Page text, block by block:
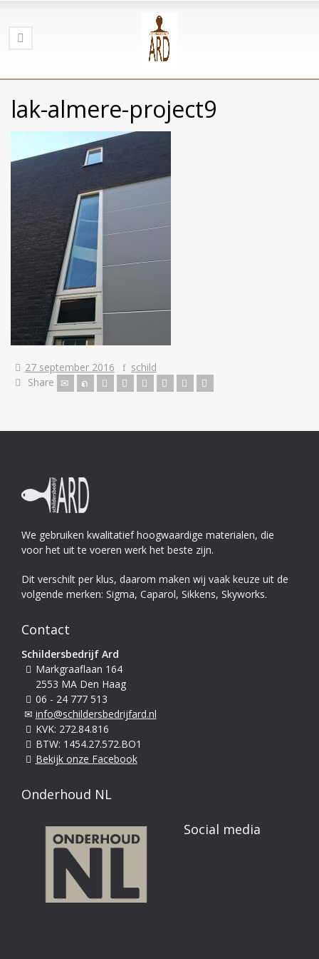
lak-almere-project9
27 september 2016
schild
Share
We gebruiken kwalitatief hoogwaardige materialen, die
voor het uit te voeren werk het beste zijn.
Dit verschilt per klus, daarom maken wij vaak keuze uit de
volgende merken: Sigma, Caparol, Sikkens, Skyworks.
Contact
Schildersbedrijf Ard
Markgraaflaan 164
2553 MA Den Haag
06 - 24 777 513
info@schildersbedrijfard.nl
KVK: 272.84.816
BTW: 1454.27.572.BO1
Bekijk onze Facebook
Onderhoud NL
Social media